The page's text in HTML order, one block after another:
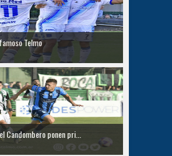
Telmo
Candombero ponen pri...